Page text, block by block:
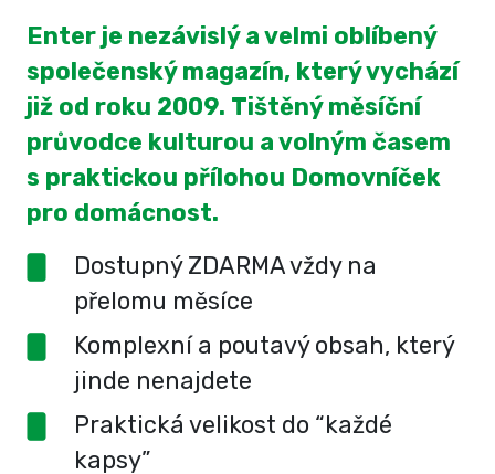
Enter je nezávislý a velmi oblíbený
společenský magazín, který vychází
již od roku 2009. Tištěný měsíční
průvodce kulturou a volným časem
s praktickou přílohou Domovníček
pro domácnost.
Dostupný ZDARMA vždy na
přelomu měsíce
Komplexní a poutavý obsah, který
jinde nenajdete
Praktická velikost do “každé
kapsy”